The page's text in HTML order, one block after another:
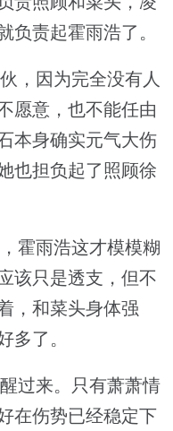
负责起霍雨浩了。
，因为完全没有人
愿意，也不能任由
本身确实元气大伤
也担负起了照顾徐
霍雨浩这才模模糊
该只是透支，但不
，和菜头身体强
多了。
过来。只有萧萧情
在伤势已经稳定下